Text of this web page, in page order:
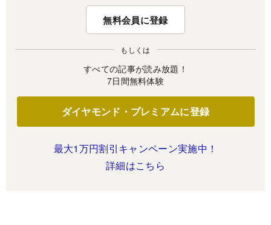
無料会員に登録
もしくは
すべての記事が読み放題！
7日間無料体験
ダイヤモンド・プレミアムに登録
最大1万円割引キャンペーン実施中！
詳細はこちら